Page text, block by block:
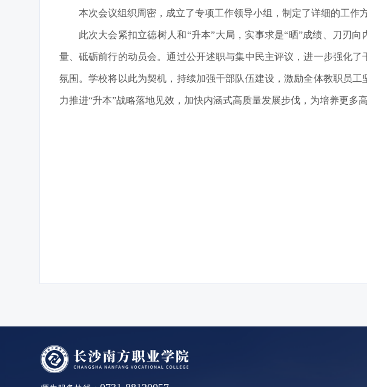
本次会议组织周密，成立了专项工作领导小组，制定了详细的工作
此次大会紧扣立德树人和“升本”大局，实事求是“晒”成绩、刀刃
量、砥砺前行的动员会。通过公开述职与集中民主评议，进一步强化
氛围。学校将以此为契机，持续加强干部队伍建设，激励全体教职员
力推进“升本”战略落地见效，加快内涵式高质量发展步伐，为培养更多